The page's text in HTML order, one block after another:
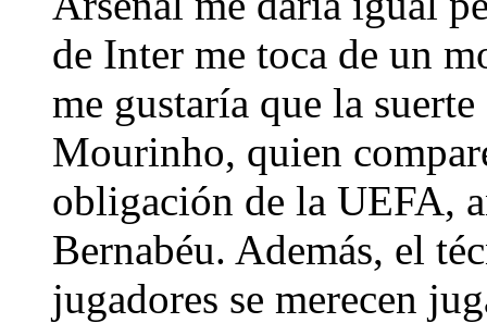
de Inter me toca de un
me gustaría que la
Mourinho, quien
obligación de la UEFA,
Bernabéu. Además, el
jugadores se merecen